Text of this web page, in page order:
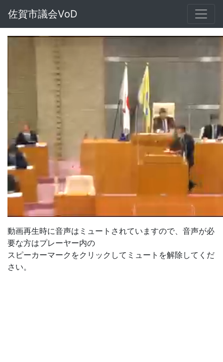
佐賀市議会VoD
Loaded
1.10%
動画再生時に音声はミュートされていますので、音声が必
要な方はプレーヤー内の
スピーカーマークをクリックしてミュートを解除してくだ
さい。